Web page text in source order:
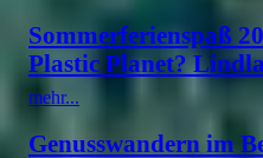
Sommerferienspaß
Plastic Planet?
mehr...
Genusswandern im